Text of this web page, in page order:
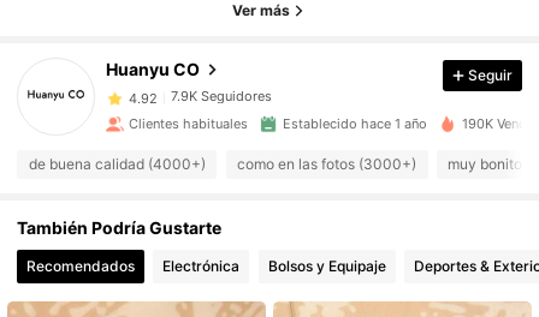
Ver más
Huanyu CO
7.9K Seguidores
4.92 7.9K Seguidores
4.92 7.9K Seguidores
4.92
Seguir
Clientes habituales Establecido hace 1 año 190K
de buena calidad (4000+) como en las fotos (3000+) muy bonito
También Podría Gustarte
Recomendados Electrónica Bolsos y Equipaje Deportes &